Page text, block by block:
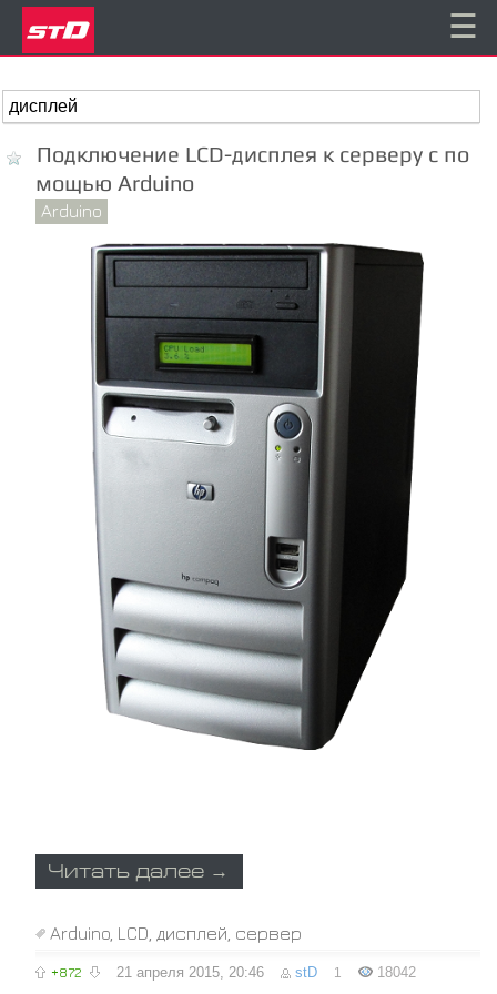
☰
Подключение LCD-дисплея к серверу с по
мощью Arduino
Arduino
Читать далее →
Arduino LCD дисплей сервер
+872 21 апреля 2015, 20:46 stD 1 18042